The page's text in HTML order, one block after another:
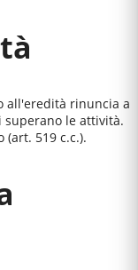
all'eredità rinuncia a
le attività.
519 c.c.).